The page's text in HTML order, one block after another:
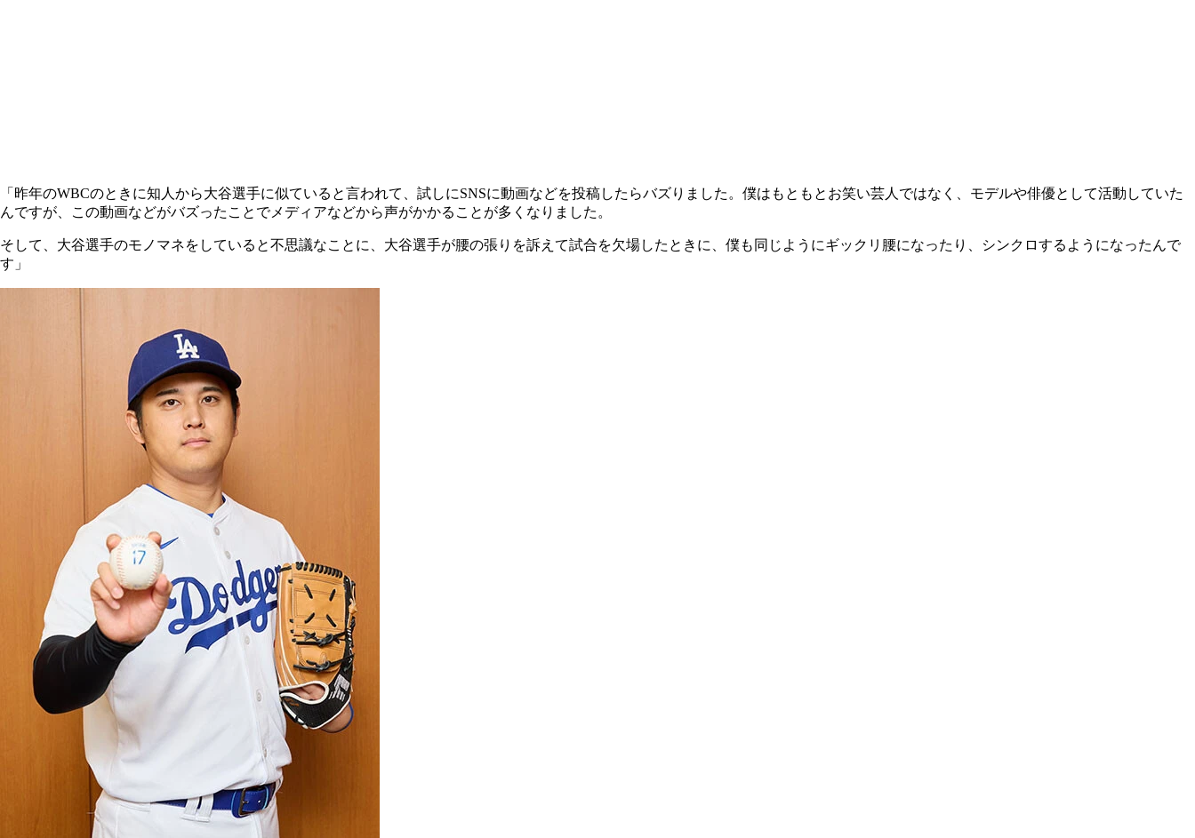
「昨年のWBCのときに知人から大谷選手に似ていると言われて、試しにSNSに動画などを投稿したらバズりました。僕はもともとお笑い芸人ではなく、モデルや俳優として活動していた
んですが、この動画などがバズったことでメディアなどから声がかかることが多くなりました。
そして、大谷選手のモノマネをしていると不思議なことに、大谷選手が腰の張りを訴えて試合を欠場したときに、僕も同じようにギックリ腰になったり、シンクロするようになったんで
す」